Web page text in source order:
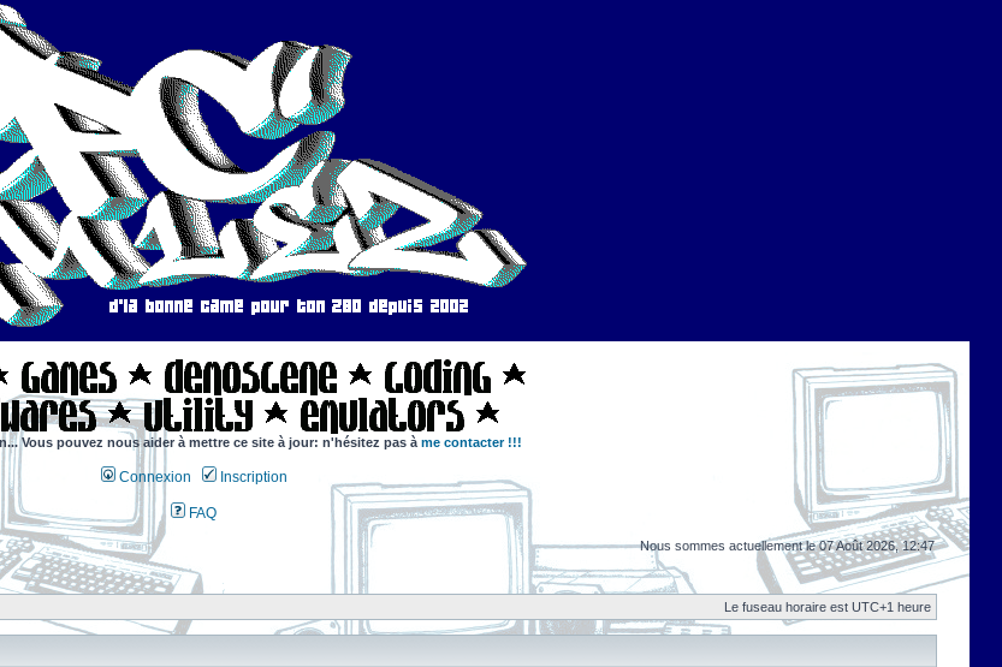
Vous pouvez nous aider à mettre ce site à jour: n'hésitez pas à me contacter !!!
Connexion Inscription
FAQ
Nous sommes actuellement le 07 Août 2026, 12:47
Le fuseau horaire est UTC+1 heure